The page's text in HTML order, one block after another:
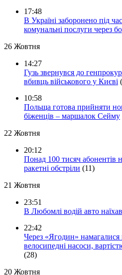
17:48
В Україні заборонено під
комунальні послуги через
26 Жовтня
14:27
Гузь звернувся до
вбивць військового у Києві
10:58
Польща готова прийняти
біженців – маршалок Сейму
22 Жовтня
20:12
Понад 100 тисяч абонентів
ракетні обстріли (11)
21 Жовтня
23:51
В Любомлі водій авто
22:42
Через «Ягодин» намагалися
велосипедні насоси,
(28)
20 Жовтня